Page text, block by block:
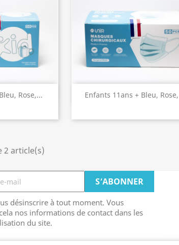
Rose,...
rapide Enfants 11ans + Bleu,
 Aperçu rapide
2 article(s)
désinscrire à tout moment. Vous
nos informations de contact dans les
du site.